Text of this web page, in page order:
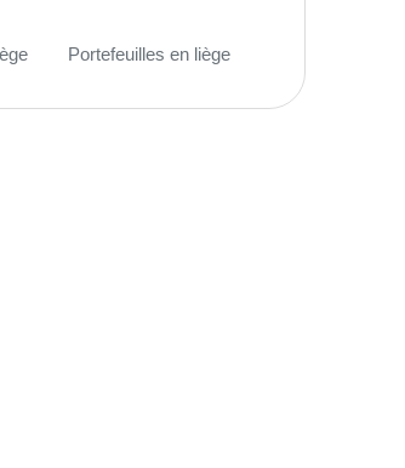
Portefeuilles en liège